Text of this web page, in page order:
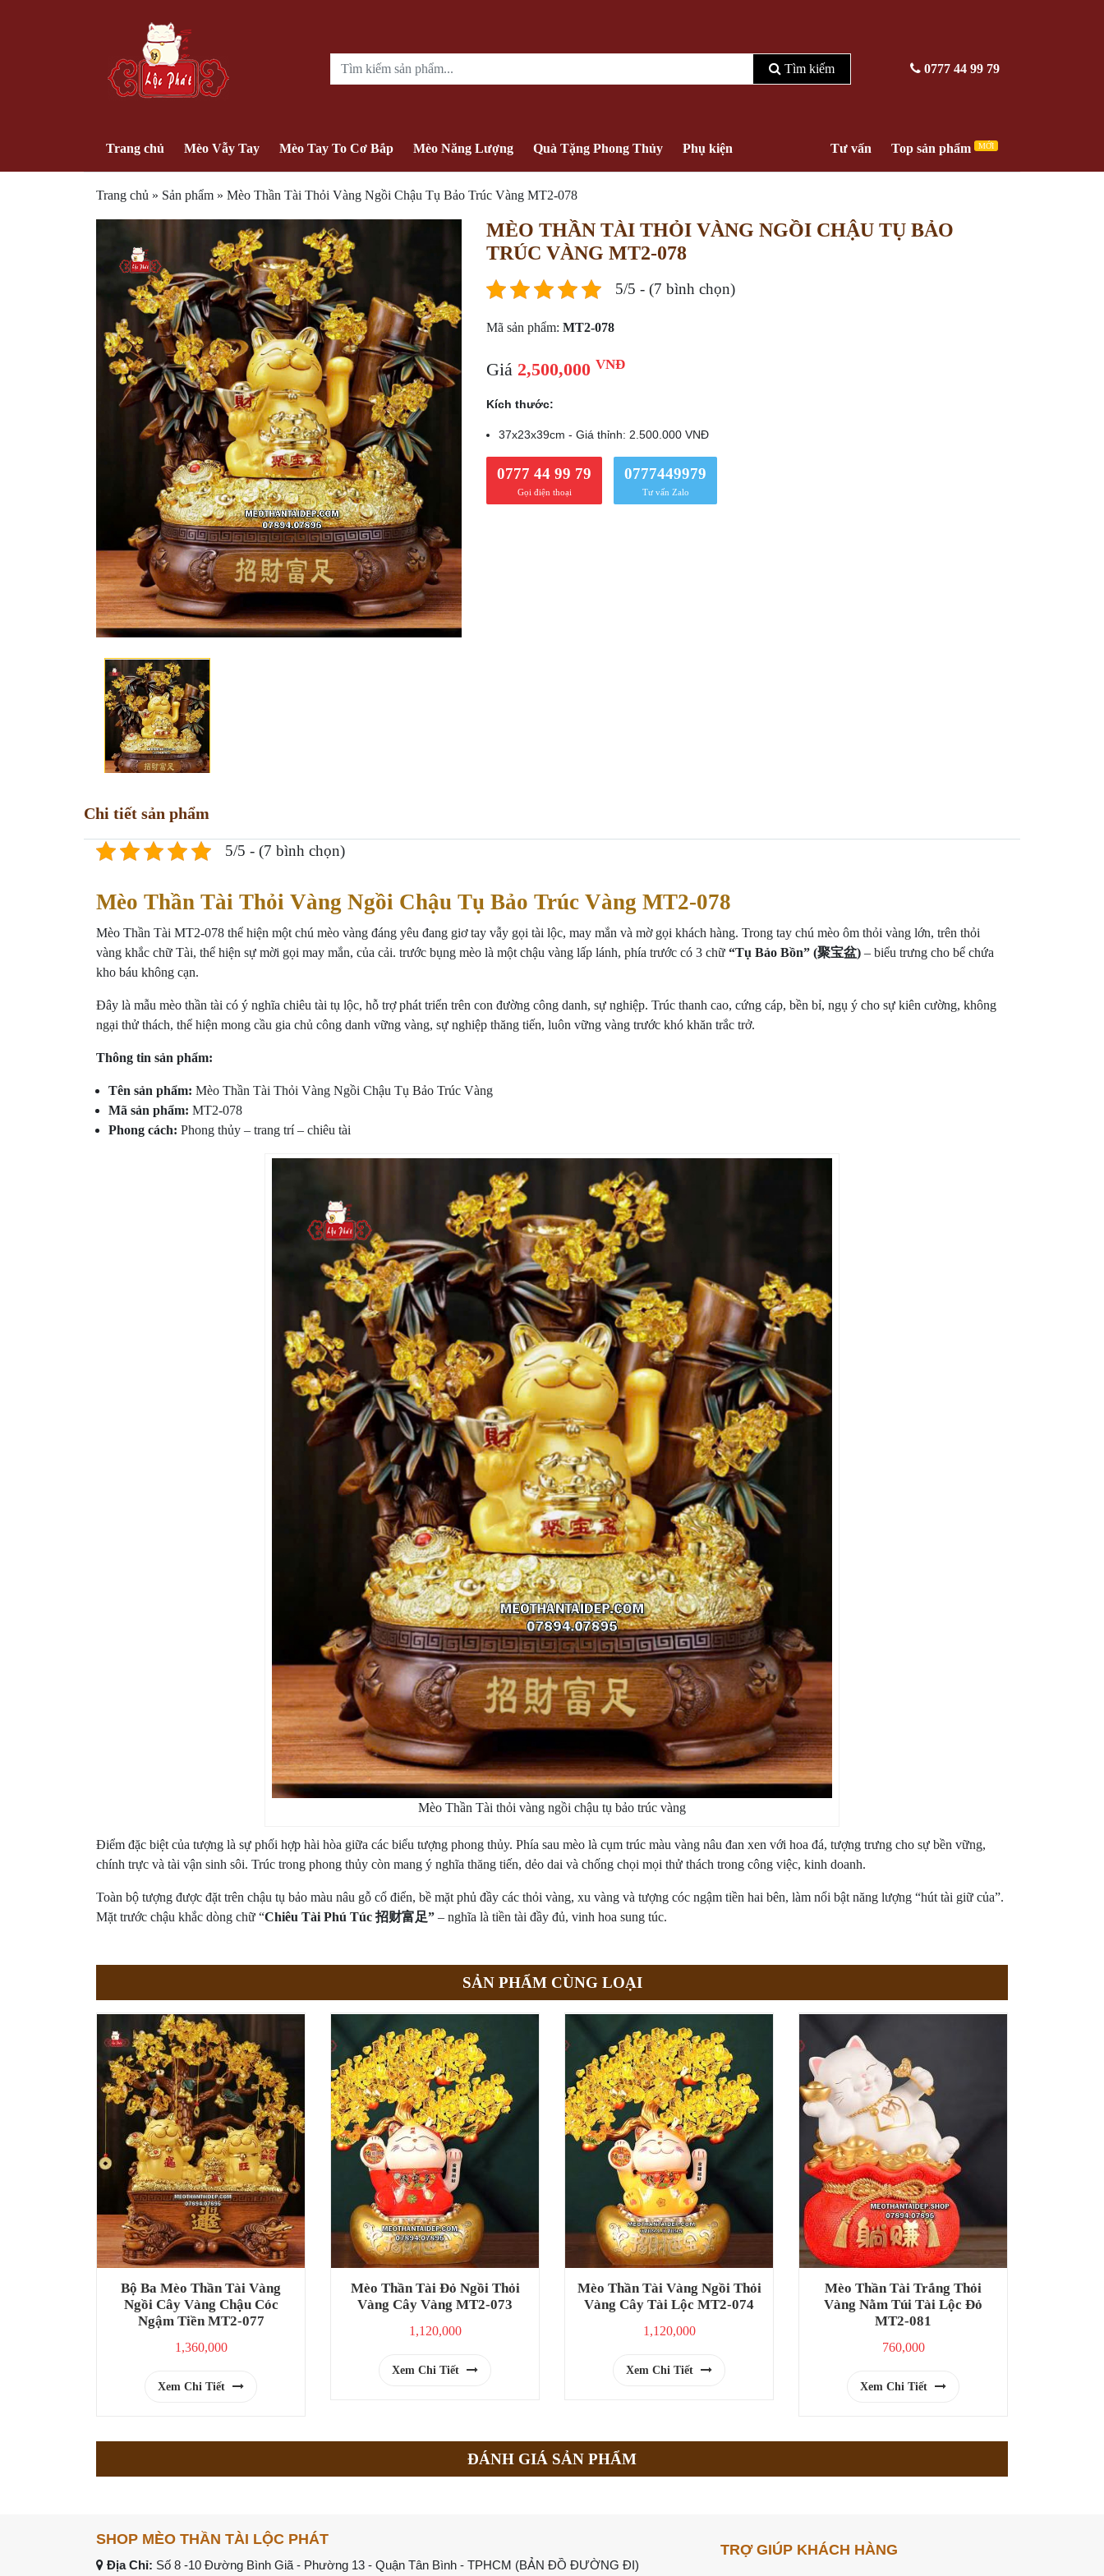
Tìm kiếm 0777 44 99 79
Trang chủ Mèo Vẫy Tay Mèo Tay To Cơ Bắp Mèo Năng Lượng Quà Tặng Phong Thủy Phụ kiện Tư vấn Top sản phẩm MỚI
Trang chủ » Sản phẩm » Mèo Thần Tài Thỏi Vàng Ngồi Chậu Tụ Bảo Trúc Vàng MT2-078
MÈO THẦN TÀI THỎI VÀNG NGỒI CHẬU TỤ BẢO
TRÚC VÀNG MT2-078
5/5 - (7 bình chọn)
Mã sản phẩm: MT2-078
Giá 2,500,000 VNĐ
Kích thước:
37x23x39cm - Giá thỉnh: 2.500.000 VNĐ
0777 44 99 79
Gọi điện thoại
0777449979
Tư vấn Zalo
Chi tiết sản phẩm
5/5 - (7 bình chọn)
Mèo Thần Tài Thỏi Vàng Ngồi Chậu Tụ Bảo Trúc Vàng MT2-078
Mèo Thần Tài MT2-078 thể hiện một chú mèo vàng đáng yêu đang giơ tay vẫy gọi tài lộc, may mắn và mờ gọi khách hàng. Trong tay chú mèo ôm thỏi vàng lớn, trên thỏi
vàng khắc chữ Tài, thể hiện sự mời gọi may mắn, của cải. trước bụng mèo là một chậu vàng lấp lánh, phía trước có 3 chữ “Tụ Bảo Bồn” (聚宝盆) – biểu trưng cho bể chứa
kho báu không cạn.
Đây là mẫu mèo thần tài có ý nghĩa chiêu tài tụ lộc, hỗ trợ phát triển trên con đường công danh, sự nghiệp. Trúc thanh cao, cứng cáp, bền bỉ, ngụ ý cho sự kiên cường, không
ngại thử thách, thể hiện mong cầu gia chủ công danh vững vàng, sự nghiệp thăng tiến, luôn vững vàng trước khó khăn trắc trở.
Thông tin sản phẩm:
Tên sản phẩm: Mèo Thần Tài Thỏi Vàng Ngồi Chậu Tụ Bảo Trúc Vàng
Mã sản phẩm: MT2-078
Phong cách: Phong thủy – trang trí – chiêu tài
Mèo Thần Tài thỏi vàng ngồi chậu tụ bảo trúc vàng
Điểm đặc biệt của tượng là sự phối hợp hài hòa giữa các biểu tượng phong thủy. Phía sau mèo là cụm trúc màu vàng nâu đan xen với hoa đá, tượng trưng cho sự bền vững,
chính trực và tài vận sinh sôi. Trúc trong phong thủy còn mang ý nghĩa thăng tiến, dẻo dai và chống chọi mọi thử thách trong công việc, kinh doanh.
Toàn bộ tượng được đặt trên chậu tụ bảo màu nâu gỗ cổ điển, bề mặt phủ đầy các thỏi vàng, xu vàng và tượng cóc ngậm tiền hai bên, làm nổi bật năng lượng “hút tài giữ của”.
Mặt trước chậu khắc dòng chữ “Chiêu Tài Phú Túc 招财富足” – nghĩa là tiền tài đầy đủ, vinh hoa sung túc.
SẢN PHẨM CÙNG LOẠI
Bộ Ba Mèo Thần Tài Vàng
Ngồi Cây Vàng Chậu Cóc
Ngậm Tiền MT2-077
1,360,000
Xem Chi Tiết
Mèo Thần Tài Đỏ Ngồi Thỏi
Vàng Cây Vàng MT2-073
1,120,000
Xem Chi Tiết
Mèo Thần Tài Vàng Ngồi Thỏi
Vàng Cây Tài Lộc MT2-074
1,120,000
Xem Chi Tiết
Mèo Thần Tài Trắng Thỏi
Vàng Nằm Túi Tài Lộc Đỏ
MT2-081
760,000
Xem Chi Tiết
ĐÁNH GIÁ SẢN PHẨM
SHOP MÈO THẦN TÀI LỘC PHÁT
Địa Chỉ: Số 8 -10 Đường Bình Giã - Phường 13 - Quận Tân Bình - TPHCM (BẢN ĐỒ ĐƯỜNG ĐI)
TRỢ GIÚP KHÁCH HÀNG